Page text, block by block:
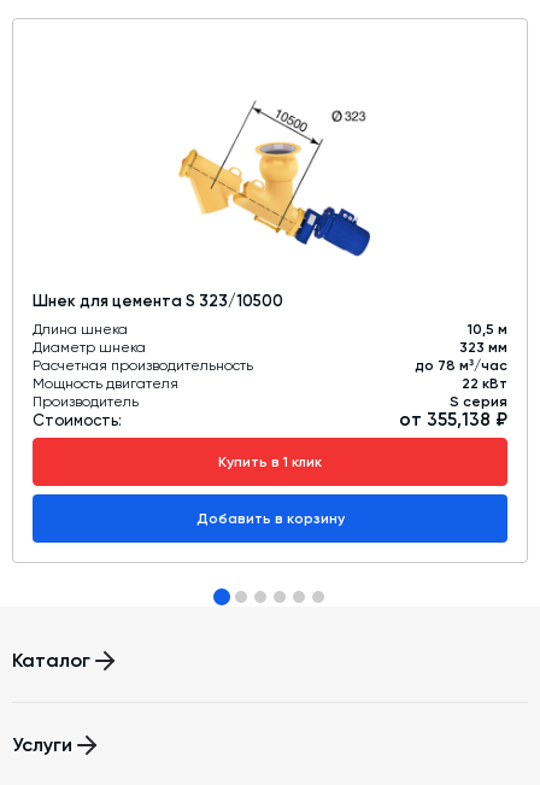
Шнек для цемента S 323/10500
Длина шнека
10,5 м
Диаметр шнека
323 мм
Расчетная производительность
до 78 м³/час
Мощность двигателя
22 кВт
Производитель
S серия
Стоимость: от 355,138 ₽
Купить в 1 клик
Добавить в корзину
Каталог
Бетоносмесители
Услуги